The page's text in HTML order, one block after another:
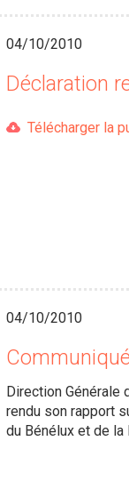
04/10/2010
Déclaration
Télécharger la
04/10/2010
Direction Générale
rendu son rapport
du Bénélux et de